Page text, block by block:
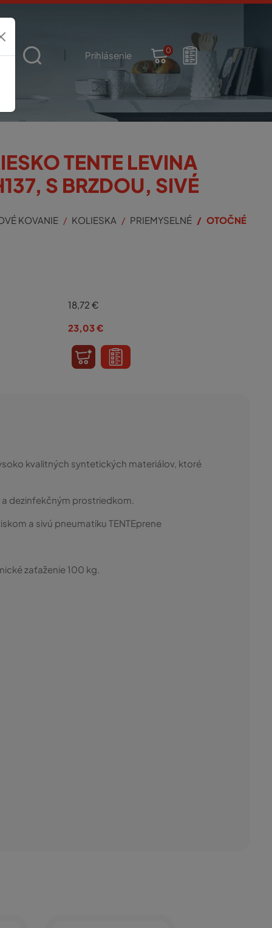
Prihlásenie 0
TENTE LEVINA
S BRZDOU, SIVÉ
KOVANIE KOLIESKA PRIEMYSELNÉ OTOČNÉ
18,72 €
23,03€
kvalitných syntetických materiálov, ktoré
dezinfekčným prostriedkom.
a sivú pneumatiku TENTEprene
zaťaženie 100 kg.